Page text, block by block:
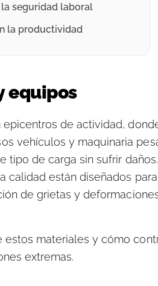
seguridad laboral
la productividad
equipos
de actividad,
vehículos y maquinaria
tipo de carga sin sufrir
están diseñados
de grietas y
materiales y cómo
extremas.